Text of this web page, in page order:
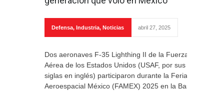
Defensa, Industria, Noticias abril 27, 2025
Dos aeronaves F-35 Lighthing II de la Fuerza
Aérea de los Estados Unidos (USAF, por sus
siglas en inglés) participaron durante la Feria
Aeroespacial México (FAMEX) 2025 en la Base